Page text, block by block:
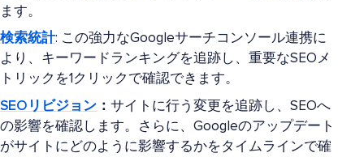
ます。
検索統計: この強力なGoogleサーチコンソール連携に
より、キーワードランキングを追跡し、重要なSEOメ
トリックを1クリックで確認できます。
SEOリビジョン ： サイトに行う変更を追跡し、SEOへ
の影響を確認します。さらに、Googleのアップデート
がサイトにどのように影響するかをタイムラインで確